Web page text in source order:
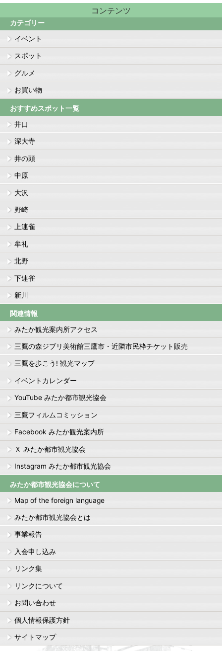
コンテンツ
カテゴリー
イベント
スポット
グルメ
お買い物
おすすめスポット一覧
井口
深大寺
井の頭
中原
大沢
野崎
上連雀
牟礼
北野
下連雀
新川
関連情報
みたか観光案内所アクセス
三鷹の森ジブリ美術館三鷹市・近隣市民枠チケット販売
三鷹を歩こう! 観光マップ
イベントカレンダー
YouTube みたか都市観光協会
三鷹フィルムコミッション
Facebook みたか観光案内所
Ｘ みたか都市観光協会
Instagram みたか都市観光協会
みたか都市観光協会について
Map of the foreign language
みたか都市観光協会とは
事業報告
入会申し込み
リンク集
リンクについて
お問い合わせ
個人情報保護方針
サイトマップ